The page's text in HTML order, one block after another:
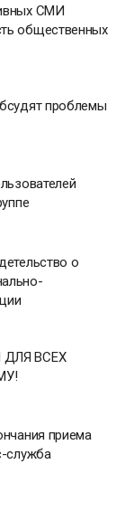
СМИ
общественных
проблемы
о
ВСЕХ
приема
служба